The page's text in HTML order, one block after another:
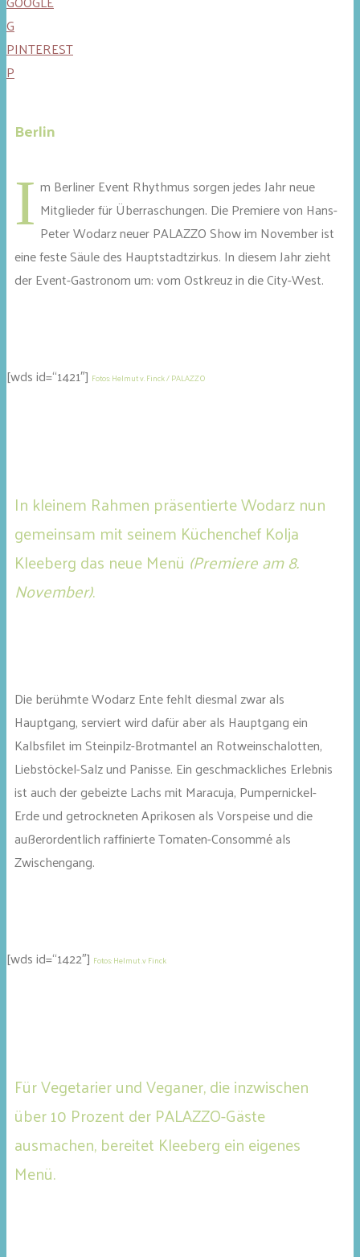
G
PINTEREST
P
Berlin
I m Berliner Event Rhythmus sorgen jedes Jahr neue
Mitglieder für Überraschungen. Die Premiere von Hans-
Peter Wodarz neuer PALAZZO Show im November ist
eine feste Säule des Hauptstadtzirkus. In diesem Jahr zieht
der Event-Gastronom um: vom Ostkreuz in die City-West.
[wds id=“1421″] Fotos: Helmut v. Finck / PALAZZO
In kleinem Rahmen präsentierte Wodarz nun
gemeinsam mit seinem Küchenchef Kolja
Kleeberg das neue Menü (Premiere am 8.
November).
Die berühmte Wodarz Ente fehlt diesmal zwar als
Hauptgang, serviert wird dafür aber als Hauptgang ein
Kalbsfilet im Steinpilz-Brotmantel an Rotweinschalotten,
Liebstöckel-Salz und Panisse. Ein geschmackliches Erlebnis
ist auch der gebeizte Lachs mit Maracuja, Pumpernickel-
Erde und getrockneten Aprikosen als Vorspeise und die
außerordentlich raffinierte Tomaten-Consommé als
Zwischengang.
[wds id=“1422″] Fotos: Helmut .v Finck
Für Vegetarier und Veganer, die inzwischen
über 10 Prozent der PALAZZO-Gäste
ausmachen, bereitet Kleeberg ein eigenes
Menü.